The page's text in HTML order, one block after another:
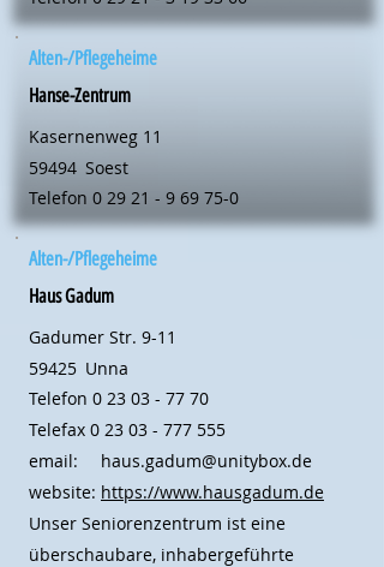
Alten-/Pflegeheime
Hanse-Zentrum
Kasernenweg 11
59494 Soest
Telefon 0 29 21 - 9 69 75-0
Alten-/Pflegeheime
Haus Gadum
Gadumer Str. 9-11
59425 Unna
Telefon 0 23 03 - 77 70
Telefax 0 23 03 - 777 555
email:
website:
haus.gadum@unitybox.de
https://www.hausgadum.de
Unser Seniorenzentrum ist eine
überschaubare, inhabergeführte